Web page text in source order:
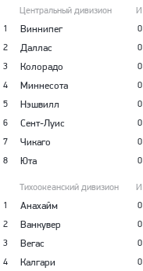
Центральный дивизион И
1
Виннипег 0
2 Даллас 0
3 Колорадо 0
4 Миннесота 0
5 Нэшвилл 0
6 Сент-Луис 0
7 Чикаго 0
8 Юта 0
Тихоокеанский дивизион И
1
Анахайм 0
2 Ванкувер 0
3 Вегас 0
4 Калгари 0